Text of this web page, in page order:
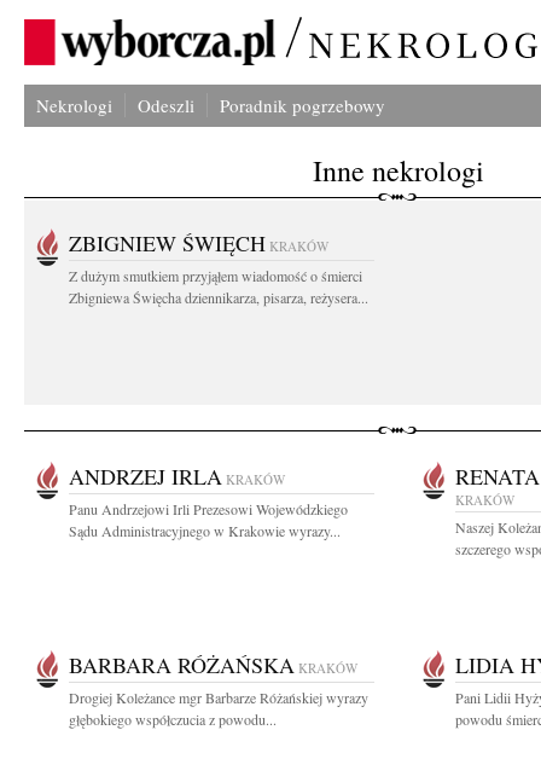
Nekrologi Odeszli Poradnik pogrzebowy
Inne nekrologi
ZBIGNIEW ŚWIĘCH KRAKÓW
Z dużym smutkiem przyjąłem wiadomość o śmierci
Zbigniewa Święcha dziennikarza, pisarza, reżysera...
ANDRZEJ IRLA KRAKÓW
Panu Andrzejowi Irli Prezesowi Wojewódzkiego
Sądu Administracyjnego w Krakowie wyrazy...
KRAKÓW
Naszej
szczerego
BARBARA RÓŻAŃSKA KRAKÓW
Drogiej Koleżance mgr Barbarze Różańskiej wyrazy
głębokiego współczucia z powodu...
LIDIA
Pani Lidii
powodu